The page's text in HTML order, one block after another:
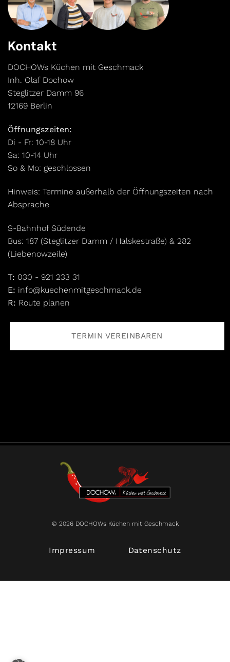
Kontakt
DOCHOWs Küchen mit Geschmack
Inh. Olaf Dochow
Steglitzer Damm 96
12169 Berlin
Öffnungszeiten:
Di - Fr: 10-18 Uhr
Sa: 10-14 Uhr
So & Mo: geschlossen
Hinweis: Termine außerhalb der Öffnungszeiten nach
Absprache
S-Bahnhof Südende
Bus: 187 (Steglitzer Damm / Halskestraße) & 282
(Liebenowzeile)
T: 030 - 921 233 31
E: info@kuechenmitgeschmack.de
R: Route planen
TERMIN VEREINBAREN
© 2026 DOCHOWs Küchen mit Geschmack
Impressum Datenschutz